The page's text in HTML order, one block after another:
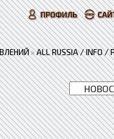
»ALL RUSSIA /